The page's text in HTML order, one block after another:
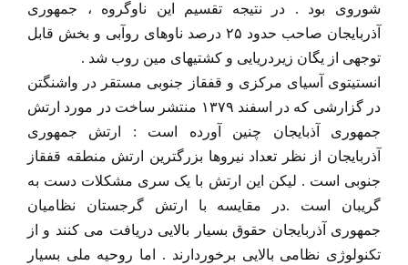
شوروی بود . در نتیجه تقسیم این ناوگروه ، جمهوری
آذربایجان صاحب حدود ۲۵ درصد ناوهای روآبی و بخش قابل
توجهی از یگان زیردریایی و کشتیهای مین روب شد .
انستیتوی آسیای مرکزی و قفقاز جنوبی مستقر در واشنگتن
در گزارشی که در اسفند ۱۳۷۹ منتشر ساخت در مورد ارتش
جمهوری آذبایجان چنین آورده است : ارتش جمهوری
آذربایجان از نظر تعداد نیروها بزرگترین ارتش منطقه قفقاز
جنوبی است . لیکن این ارتش با یک سری مشکلات دست به
گریبان است .در مقایسه با ارتش گرجستان نظامیان
جمهوری آذربایجان حقوق بسیار بالایی دریافت می کنند و از
تکنولوژی نظامی بالایی برخوردارند . اما روحیه ملی بسیار